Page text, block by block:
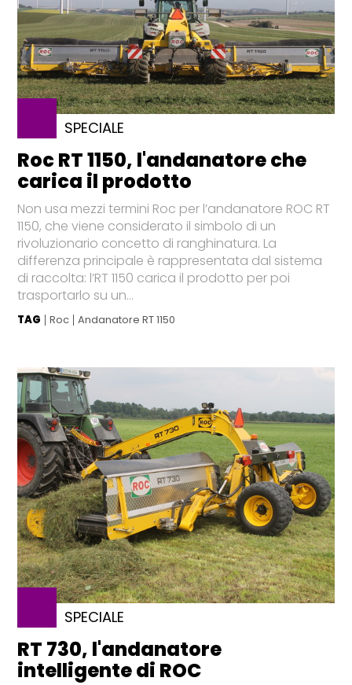
SPECIALE
Roc RT 1150, l'andanatore che
carica il prodotto
Non usa mezzi termini Roc per l’andanatore ROC RT
1150, che viene considerato il simbolo di un
rivoluzionario concetto di ranghinatura. La
differenza principale è rappresentata dal sistema
di raccolta: l’RT 1150 carica il prodotto per poi
trasportarlo su un...
TAG Roc Andanatore RT 1150
SPECIALE
RT 730, l'andanatore
intelligente di ROC